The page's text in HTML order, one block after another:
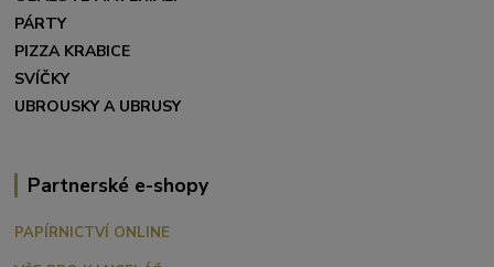
PÁRTY
PIZZA KRABICE
SVÍČKY
UBROUSKY A UBRUSY
Partnerské e-shopy
PAPÍRNICTVÍ ONLINE